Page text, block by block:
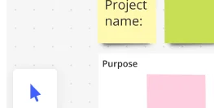
Reforge Learning
Community & Support
Veranstaltungen
Community